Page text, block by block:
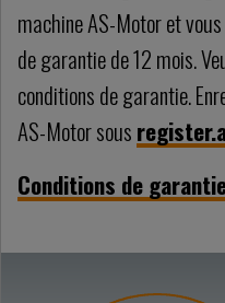
machine AS-Motor et
de garantie de 12 mois.
conditions de garantie.
AS-Motor sous
Conditions de